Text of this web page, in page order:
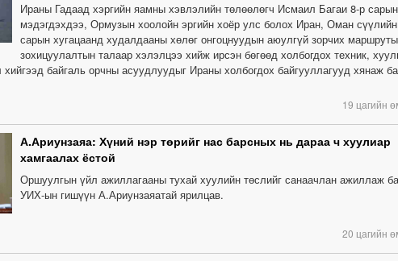
Ираны Гадаад хэргийн яамны хэвлэлийн төлөөлөгч Исмаил Багаи 8-р
мэдэгдэхдээ, Ормузын хоолойн эргийн хоёр улс болох Иран, Оман
сарын хугацаанд худалдааны хөлөг онгоцнуудын аюулгүй зорчих
зохицуулалтын талаар хэлэлцээ хийж ирсэн бөгөөд холбогдох техник,
байгаль орчны асуудлуудыг Ираны холбогдох байгууллагууд хянаж
19 цагийн
А.Ариунзаяа: Хүний нэр төрийг нас барсных нь дараа ч хуулиар
хамгаалах ёстой
Оршуулгын үйл ажиллагааны тухай хуулийн төслийг санаачлан ажиллаж
УИХ-ын гишүүн А.Ариунзаяатай ярилцав.
20 цагийн